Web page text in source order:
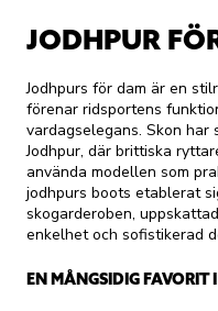
JODHPUR
Jodhpurs för dam är en
förenar ridsportens
vardagselegans. Skon har
Jodhpur, där brittiska
använda modellen som
jodhpurs boots etablerat
skogarderoben,
enkelhet och sofistikerad
EN MÅNGSIDIG FAVORIT